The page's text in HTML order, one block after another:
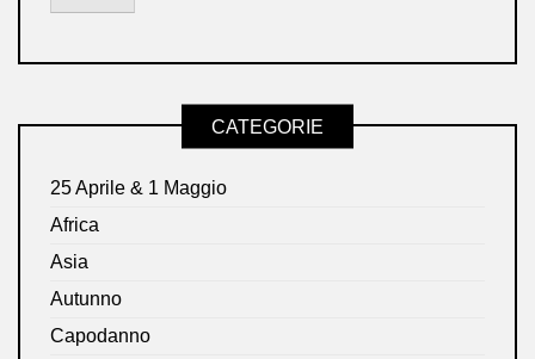
CATEGORIE
25 Aprile & 1 Maggio
Africa
Asia
Autunno
Capodanno